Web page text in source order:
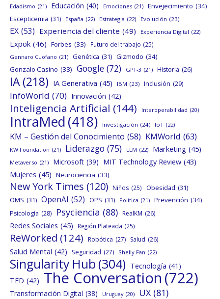
Edadismo (21) Educación (40) Emociones (21) Envejecimiento (34)
Escepticemia (31) España (22) Estrategia (22) Evolución (23)
EX (53) Experiencia del cliente (49) Experiencia Digital (22)
Expok (46) Forbes (33) Futuro del trabajo (25)
Gennaro Cuofano (21) Genética (31) Gizmodo (34)
Gonzalo Casino (33) Google (72) GPT-3 (21) Historia (26)
IA(218) IA Generativa (45) IBM (23) Inclusión (29)
InfoWorld (70) Innovación (42)
Inteligencia Artificial (144) Interoperabilidad (20)
IntraMed(418) Investigación (24) IoT (22)
KM – Gestión del Conocimiento (58) KMWorld (63)
KW Foundation (21) Liderazgo (75) LLM (22) Marketing (45)
Metaverso (21) Microsoft (39) MIT Technology Review (43)
Mujeres (45) Neurociencia (33)
New York Times (120) Niños (25) Obesidad (31)
OMS (31) OpenAI (52) OPS (31) Política (21) Prevención (34)
Psicología (28) Psyciencia (88) RealKM (26)
Redes Sociales (45) Región Plateada (25)
ReWorked (124) Robótica (27) Salud (26)
Salud Mental (42) Seguridad (27) Shelly Fan (22)
Singularity Hub (304) Tecnología (41)
TED (42) The Conversation (722)
Transformación Digital (38) Uruguay (20) UX (81)